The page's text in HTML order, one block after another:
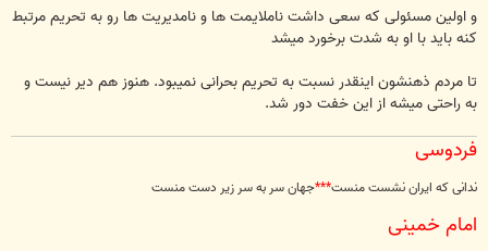
و اولین مسئولی که سعی داشت ناملایمت ها و نامدیریت ها رو به تحریم مرتبط
کنه باید با او به شدت برخورد میشد
تا مردم ذهنشون اینقدر نسبت به تحریم بحرانی نمیبود. هنوز هم دیر نیست و
به راحتی میشه از این خفت دور شد.
فردوسی
ندانی که ایران نشست منست***جهان سر به سر زیر دست منست
امام خمینی